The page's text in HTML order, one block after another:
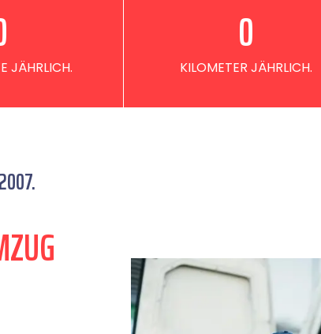
JÄHRLICH. KILOMETER JÄHRLICH.
0